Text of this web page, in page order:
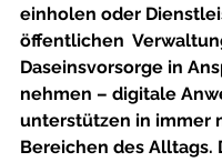
einholen oder
öffentlichen
Daseinsvorsorge in
nehmen – digitale
unterstützen in immer
Bereichen des Alltags.